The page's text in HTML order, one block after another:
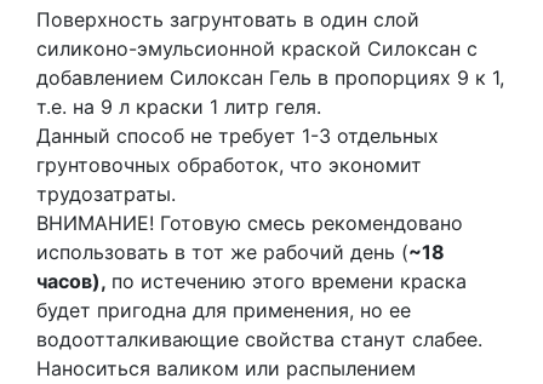
Поверхность загрунтовать в один слой
силиконо-эмульсионной краской Силоксан с
добавлением Силоксан Гель в пропорциях 9 к 1,
т.е. на 9 л краски 1 литр геля.
Данный способ не требует 1-3 отдельных
грунтовочных обработок, что экономит
трудозатраты.
ВНИМАНИЕ! Готовую смесь рекомендовано
использовать в тот же рабочий день (~18
часов), по истечению этого времени краска
будет пригодна для применения, но ее
водоотталкивающие свойства станут слабее.
Наноситься валиком или распылением